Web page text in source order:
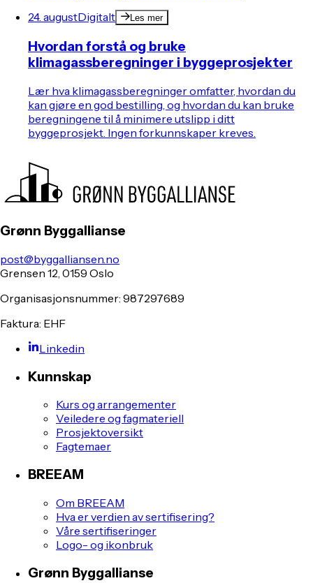
24. augustDigitalt Les mer
Hvordan forstå og bruke
klimagassberegninger i byggeprosjekter
Lær hva klimagassberegninger omfatter, hvordan du
kan gjøre en god bestilling, og hvordan du kan bruke
beregningene til å minimere utslipp i ditt
byggeprosjekt. Ingen forkunnskaper kreves.
Grønn Byggallianse
post@byggalliansen.no
Grensen 12, 0159 Oslo
Organisasjonsnummer: 987297689
Faktura: EHF
Linkedin
Kunnskap
Kurs og arrangementer
Veiledere og fagmateriell
Prosjektoversikt
Fagtemaer
BREEAM
Om BREEAM
Hva er verdien av sertifisering?
Våre sertifiseringer
Logo- og ikonbruk
Grønn Byggallianse